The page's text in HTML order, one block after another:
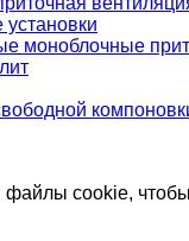
моноблочные
cookie,